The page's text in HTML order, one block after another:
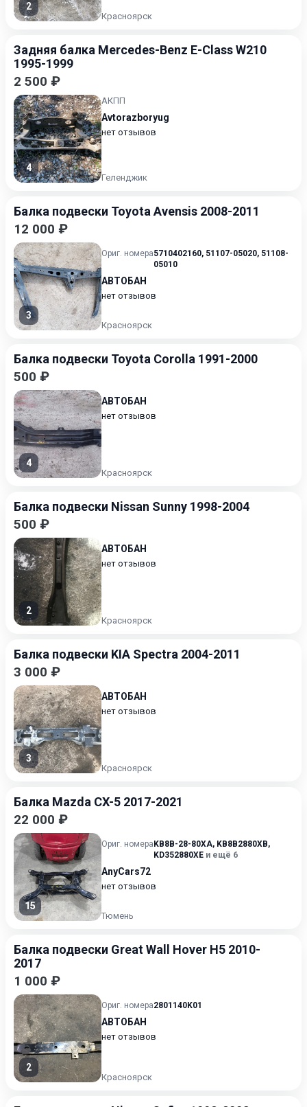
2
Красноярск
Задняя балка Mercedes-Benz E-Class W210
1995-1999
2 500 ₽
4
АКПП
Avtorazboryug
нет отзывов
Геленджик
Балка подвески Toyota Avensis 2008-2011
12 000 ₽
3
Ориг. номера5710402160, 51107-05020, 51108-
05010
АВТОБАН
нет отзывов
Красноярск
Балка подвески Toyota Corolla 1991-2000
500 ₽
4
АВТОБАН
нет отзывов
Красноярск
Балка подвески Nissan Sunny 1998-2004
500 ₽
2
АВТОБАН
нет отзывов
Красноярск
Балка подвески KIA Spectra 2004-2011
3 000 ₽
3
АВТОБАН
нет отзывов
Красноярск
Балка Mazda CX-5 2017-2021
22 000 ₽
15
Ориг. номера KB8B-28-80XA, KB8B2880XB,
KD352880XE и ещё 6
AnyCars72
нет отзывов
Тюмень
Балка подвески Great Wall Hover H5 2010-
2017
1 000 ₽
2
Ориг. номера2801140K01
АВТОБАН
нет отзывов
Красноярск